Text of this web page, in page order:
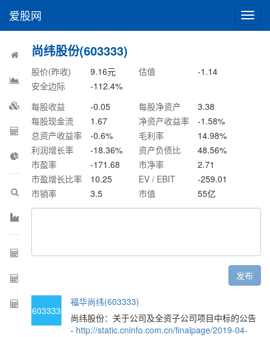
切
换
爱股网
尚纬股份(603333)
股价(昨收) 9.16元 估值
-1.14
安全边际
-112.4%
每股收益
-0.05 每股净资产
3.38
每股现金流
1.67 净资产收益率 -1.58%
总资产收益率
-0.6% 毛利率 14.98%
利润增长率
-18.36% 资产负债比 48.56%
市盈率
-171.68 市净率
2.71
市盈增长比率
10.25 EV / EBIT
-259.01
市销率
3.5 市值 55亿
发布
603333
福华尚纬(603333)
尚纬股份：关于公司及全资子公司项目中标的公告
- http://static.cninfo.com.cn/finalpage/2019-04-